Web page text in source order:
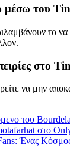
μέσω του
το να
στο
να μην
του
στο
Ένας